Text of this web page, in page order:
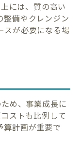
には、質の高い
整備やクレンジン
スが必要になる場
め、事業成長に
ストも比例して
算計画が重要で